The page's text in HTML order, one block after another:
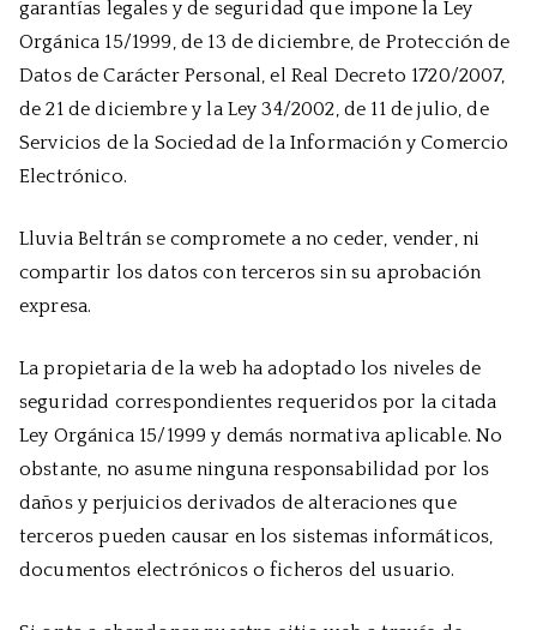
garantías legales y de seguridad que impone la Ley
Orgánica 15/1999, de 13 de diciembre, de Protección de
Datos de Carácter Personal, el Real Decreto 1720/2007,
de 21 de diciembre y la Ley 34/2002, de 11 de julio, de
Servicios de la Sociedad de la Información y Comercio
Electrónico.
Lluvia Beltrán se compromete a no ceder, vender, ni
compartir los datos con terceros sin su aprobación
expresa.
La propietaria de la web ha adoptado los niveles de
seguridad correspondientes requeridos por la citada
Ley Orgánica 15/1999 y demás normativa aplicable. No
obstante, no asume ninguna responsabilidad por los
daños y perjuicios derivados de alteraciones que
terceros pueden causar en los sistemas informáticos,
documentos electrónicos o ficheros del usuario.